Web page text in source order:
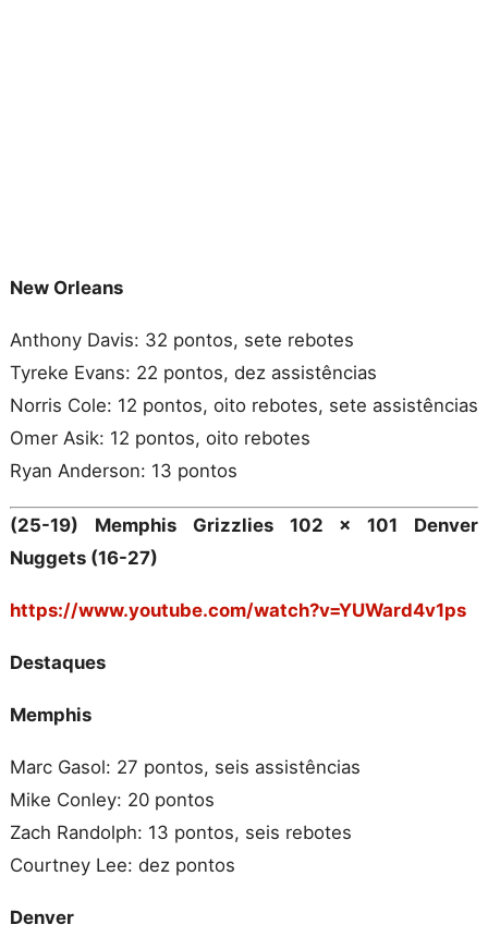
New Orleans
Anthony Davis: 32 pontos, sete rebotes
Tyreke Evans: 22 pontos, dez assistências
Norris Cole: 12 pontos, oito rebotes, sete assistências
Omer Asik: 12 pontos, oito rebotes
Ryan Anderson: 13 pontos
(25-19) Memphis Grizzlies 102 x 101 Denver
Nuggets (16-27)
https://www.youtube.com/watch?v=YUWard4v1ps
Destaques
Memphis
Marc Gasol: 27 pontos, seis assistências
Mike Conley: 20 pontos
Zach Randolph: 13 pontos, seis rebotes
Courtney Lee: dez pontos
Denver